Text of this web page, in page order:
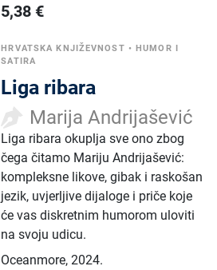
5,38 €
HRVATSKA KNJIŽEVNOST •HUMOR I
SATIRA
Liga ribara
Marija Andrijašević
Liga ribara okuplja sve ono zbog
čega čitamo Mariju Andrijašević:
kompleksne likove, gibak i raskošan
jezik, uvjerljive dijaloge i priče koje
će vas diskretnim humorom uloviti
na svoju udicu.
Oceanmore,2024.